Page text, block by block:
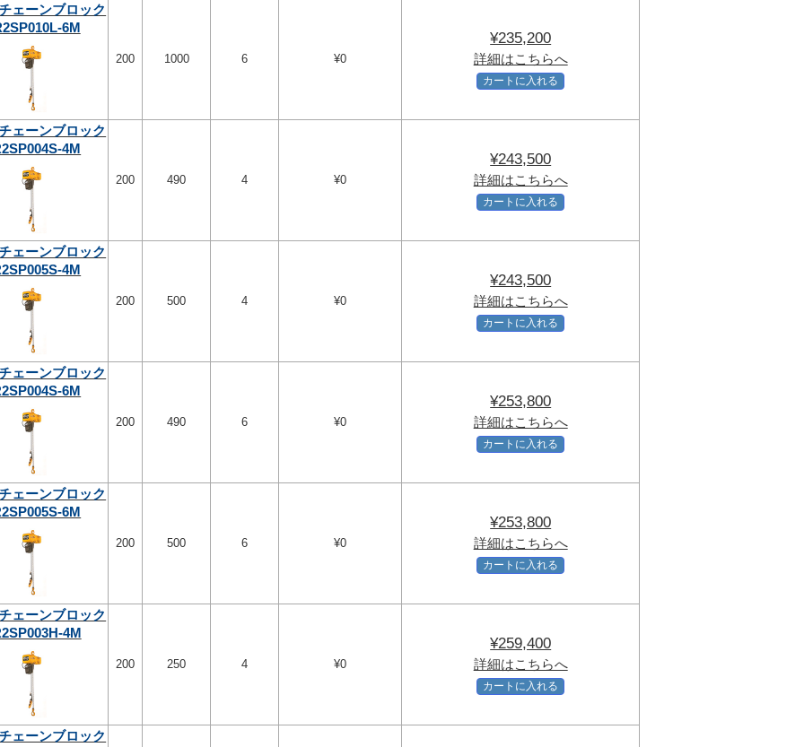
ェーンブロック
6M
200 1000 6 ¥0
¥235,200
詳細はこちらへ
カートに入れる
ェーンブロック
4M
200 490 4 ¥0
¥243,500
詳細はこちらへ
カートに入れる
ェーンブロック
4M
200 500 4 ¥0
¥243,500
詳細はこちらへ
カートに入れる
ェーンブロック
6M
200 490 6 ¥0
¥253,800
詳細はこちらへ
カートに入れる
ェーンブロック
6M
200 500 6 ¥0
¥253,800
詳細はこちらへ
カートに入れる
ェーンブロック
4M
200 250 4 ¥0
¥259,400
詳細はこちらへ
カートに入れる
ェーンブロック